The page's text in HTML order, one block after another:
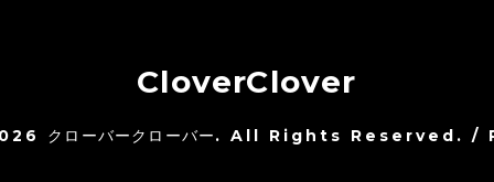
CloverClover
クローバークローバー. All Rights Reserved. /